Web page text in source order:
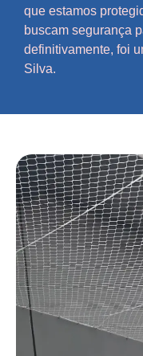
que estamos
buscam segurança
definitivamente, foi
Silva.